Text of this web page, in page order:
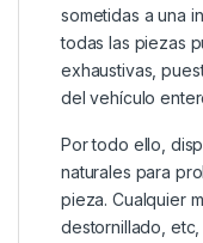
sometidas a una
todas las piezas
exhaustivas,
del vehículo
Por todo ello,
naturales para
pieza. Cualquier
destornillado,